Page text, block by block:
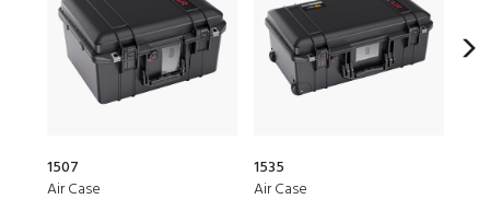
1507
Air Case
1535
Air Case